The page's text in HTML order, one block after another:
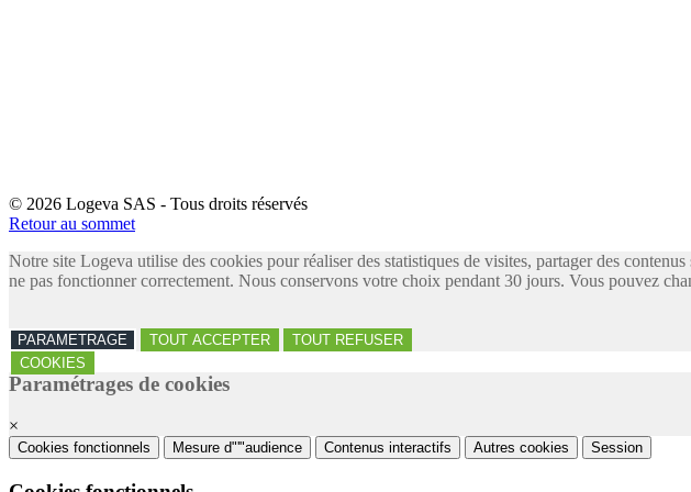
© 2026 Logeva SAS - Tous droits réservés
Retour au sommet
Notre site Logeva utilise des cookies pour réaliser des statistiques de visites, partager des
ne pas fonctionner correctement. Nous conservons votre choix pendant 30 jours. Vous pouvez
PARAMETRAGE TOUT ACCEPTER
TOUT REFUSER
COOKIES
Paramétrages de cookies
×
Cookies fonctionnels Mesure d"'"audience Contenus interactifs Autres cookies Session